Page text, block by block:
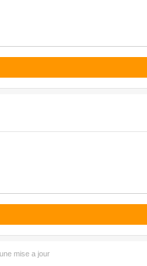
mise a jour